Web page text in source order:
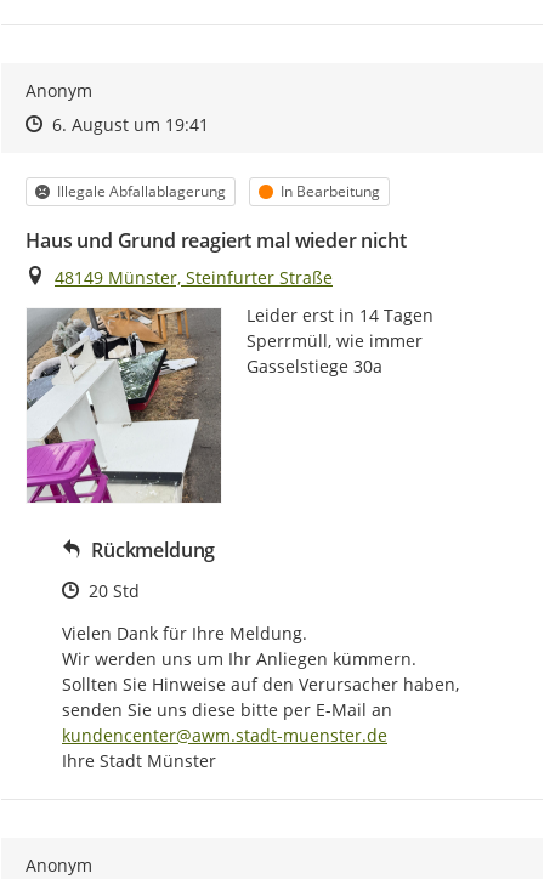
Anonym
Zeitpunkt des Erstellens
Zeitpunkt des Erstellens
6. August um 19:41
Kategorie
Illegale Abfallablagerung Status
In Bearbeitung
Haus und Grund reagiert mal wieder nicht
Ort
48149 Münster, Steinfurter Straße
Leider erst in 14 Tagen
Sperrmüll, wie immer
Gasselstiege 30a
Rückmeldung
Zeitpunkt des Erstellens
20 Std
Vielen Dank für Ihre Meldung.
Wir werden uns um Ihr Anliegen kümmern.
Sollten Sie Hinweise auf den Verursacher haben,
kundencenter@awm.stadt-muenster.de
Ihre Stadt Münster
Anonym